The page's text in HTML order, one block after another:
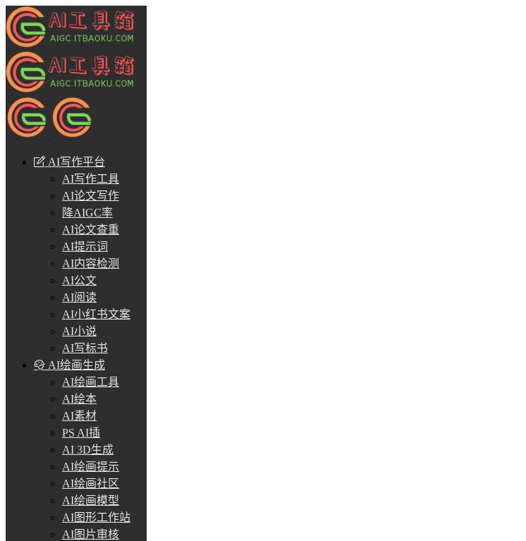
AI写作平台
AI写作工具
AI论文写作
降AIGC率
AI论文查重
AI提示词
AI内容检测
AI公文
AI阅读
AI小红书文案
AI小说
AI写标书
AI绘画生成
AI绘画工具
AI绘本
AI素材
PS AI插
AI 3D生成
AI绘画提示
AI绘画社区
AI绘画模型
AI图形工作站
AI图片审核